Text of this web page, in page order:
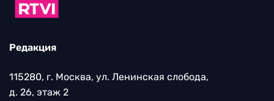
Редакция
115280, г. Москва, ул. Ленинская слобода,
д. 26, этаж 2